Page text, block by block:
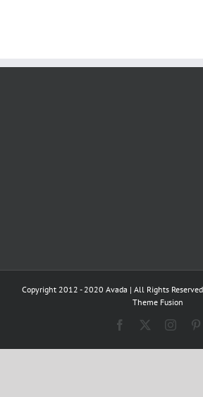
Copyright 2012 - 2020 Avada | All Rights
Theme Fusion
Facebook